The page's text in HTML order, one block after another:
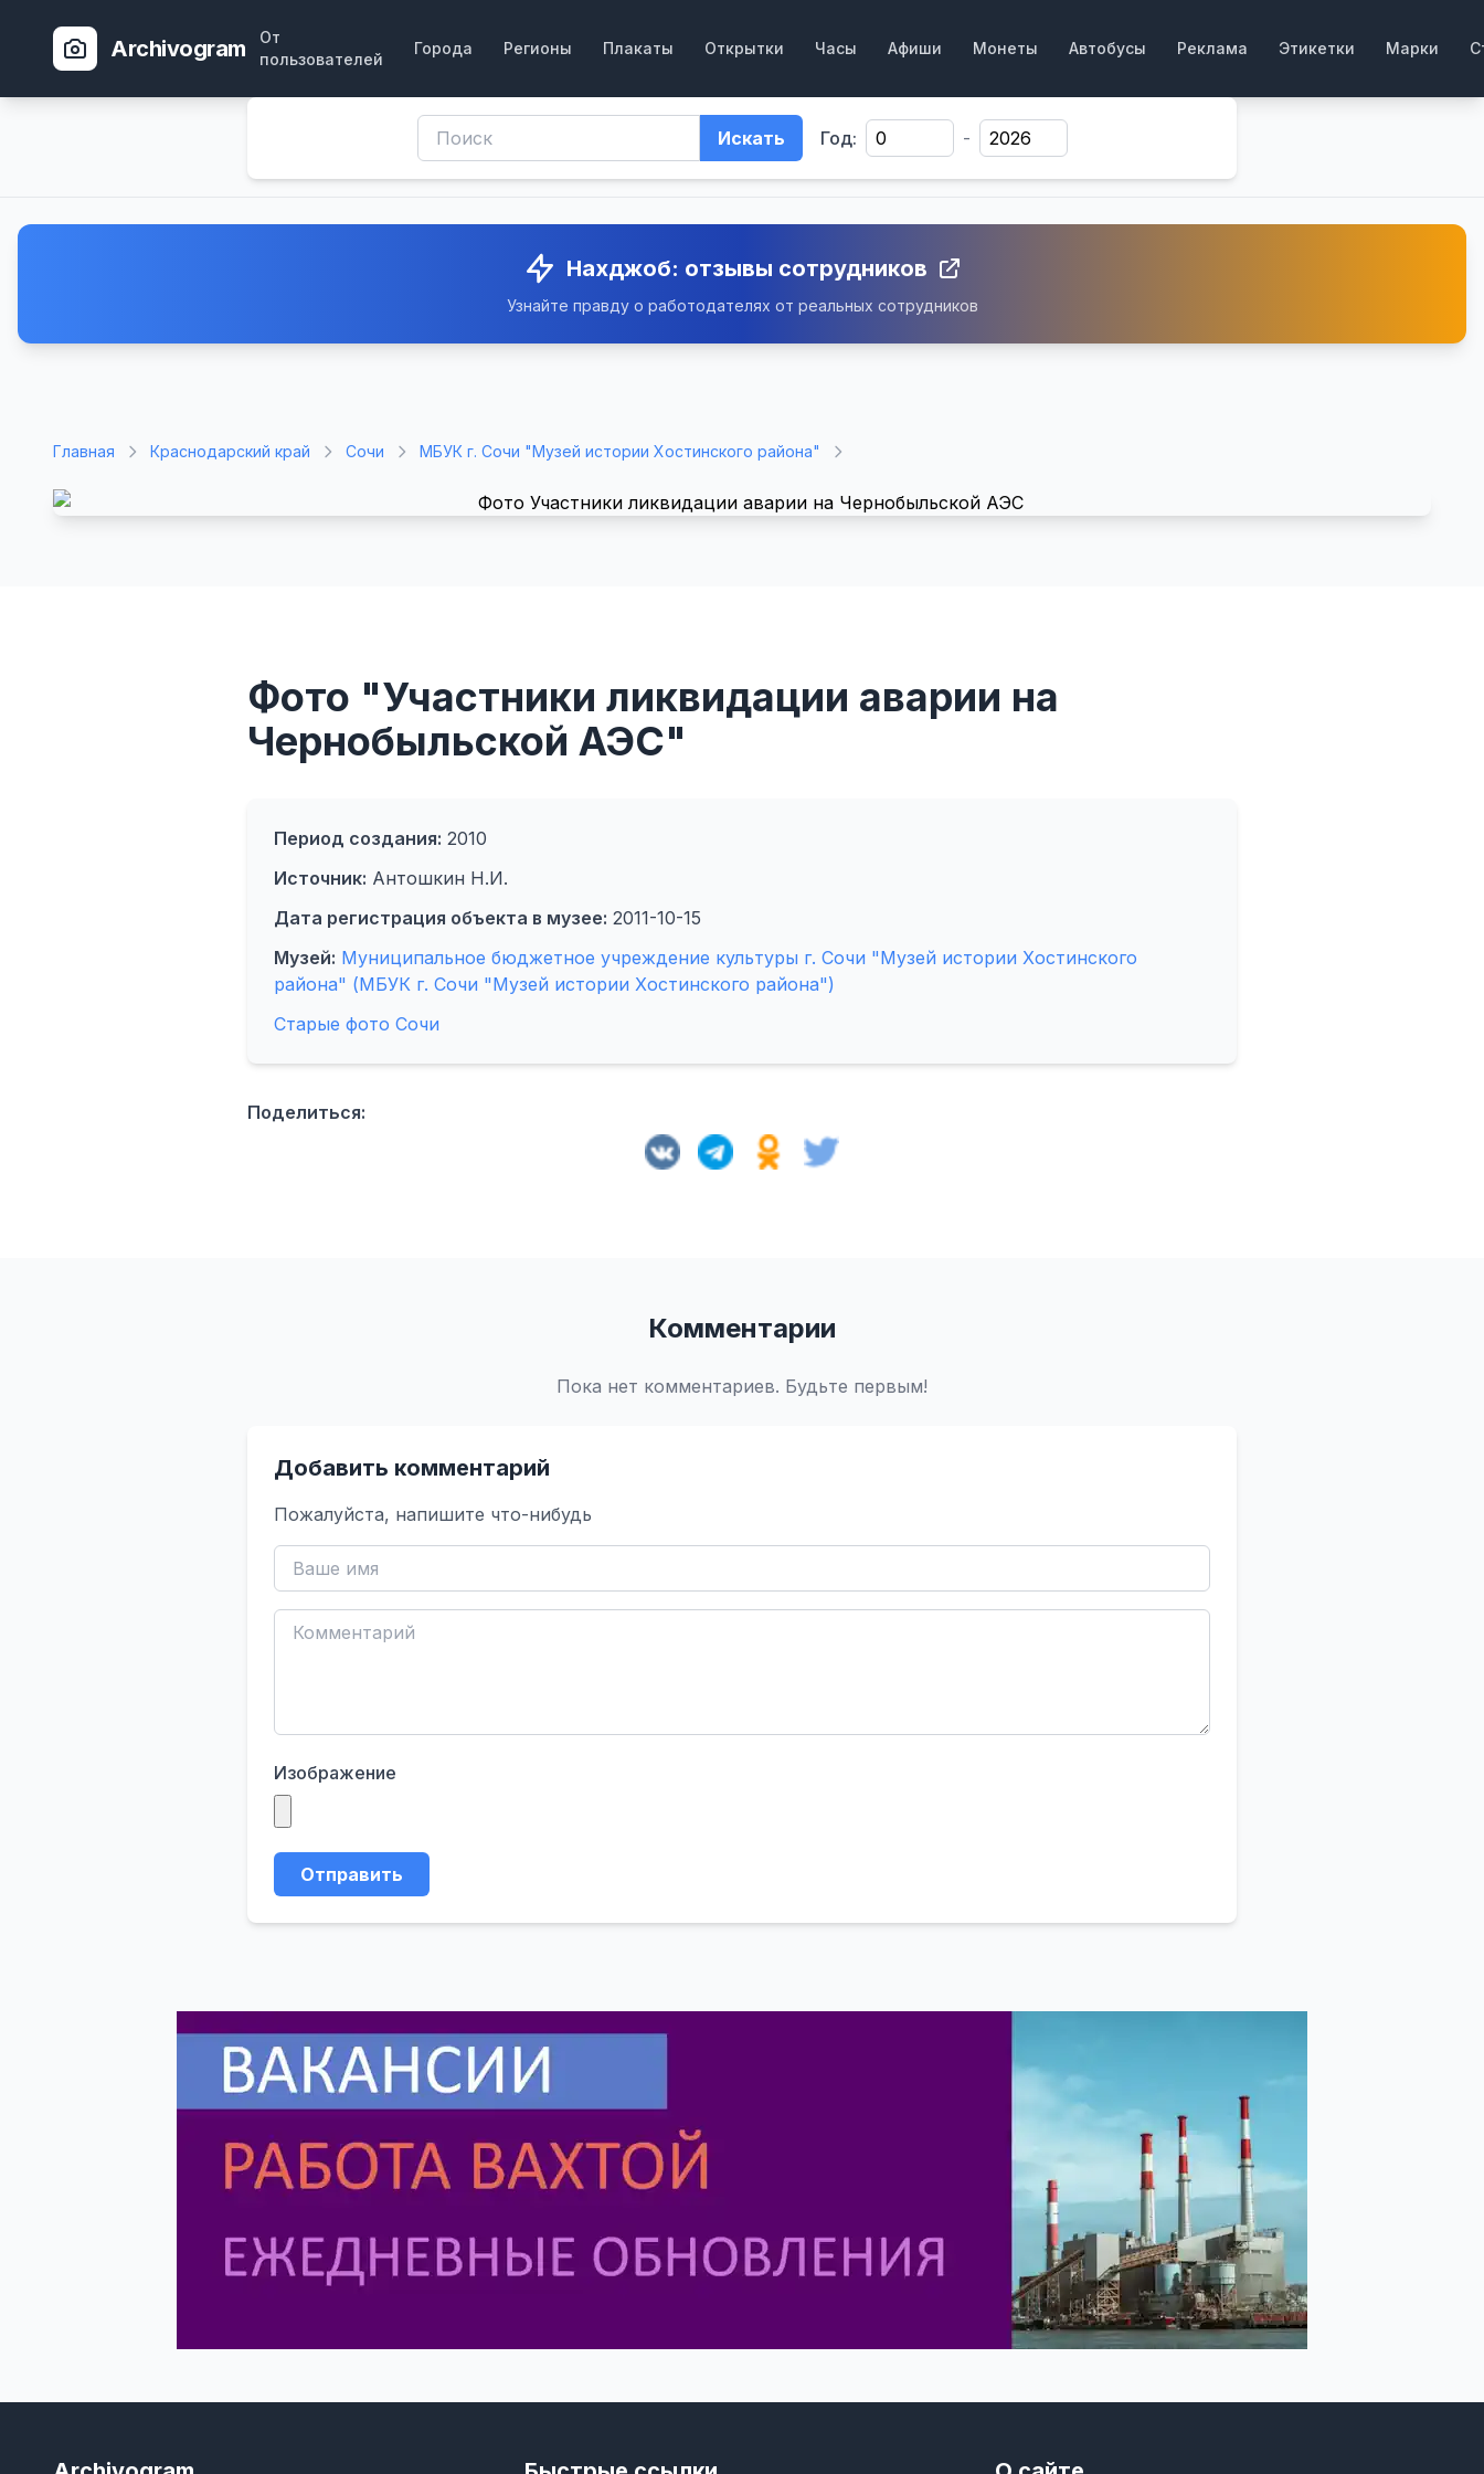
Archivogram
От
пользователей
Города Регионы Плакаты Открытки Часы Афиши Монеты Автобусы Реклама Этикетки Марки
Искать Год: -
Нахджоб: отзывы сотрудников
Узнайте правду о работодателях от реальных сотрудников
Главная Краснодарский край Сочи МБУК г. Сочи "Музей истории Хостинского района"
Фото "Участники ликвидации аварии на
Чернобыльской АЭС"
Период создания: 2010
Источник: Антошкин Н.И.
Дата регистрация объекта в музее: 2011-10-15
Музей: Муниципальное бюджетное учреждение культуры г. Сочи "Музей истории Хостинского
района" (МБУК г. Сочи "Музей истории Хостинского района")
Старые фото Сочи
Поделиться:
Комментарии
Пока нет комментариев. Будьте первым!
Добавить комментарий
Пожалуйста, напишите что-нибудь
Изображение
Отправить